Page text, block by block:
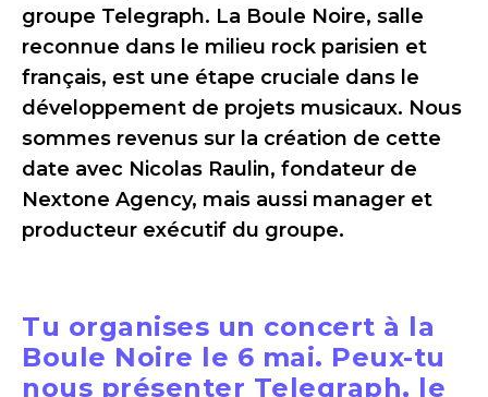
groupe Telegraph. La Boule Noire, salle
reconnue dans le milieu rock parisien et
français, est une étape cruciale dans le
développement de projets musicaux. Nous
sommes revenus sur la création de cette
date avec Nicolas Raulin, fondateur de
Nextone Agency, mais aussi manager et
producteur exécutif du groupe.
Tu organises un concert à la
Boule Noire le 6 mai. Peux-tu
nous présenter Telegraph, le